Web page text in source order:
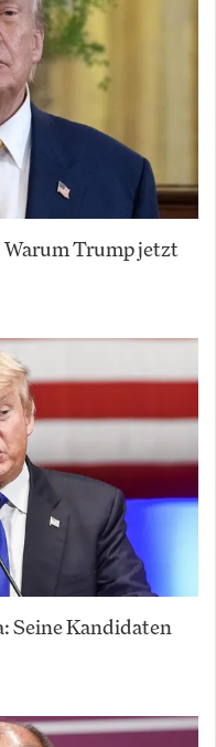
Trump jetzt
Seine Kandidaten